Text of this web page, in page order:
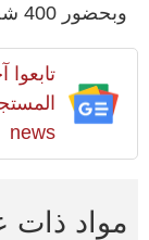
وبحضور 400 شخصية مسرحية وفنية وثقافية وأكاديمية.
تابعوا
news
مواد ذات